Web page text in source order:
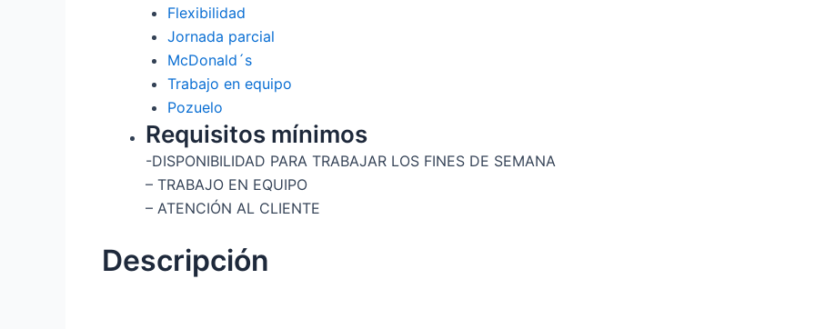
Flexibilidad
Jornada parcial
McDonald´s
Trabajo en equipo
Pozuelo
Requisitos mínimos
-DISPONIBILIDAD PARA TRABAJAR LOS FINES DE SEMANA
– TRABAJO EN EQUIPO
– ATENCIÓN AL CLIENTE
Descripción